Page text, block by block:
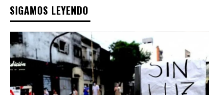
SIGAMOS LEYENDO